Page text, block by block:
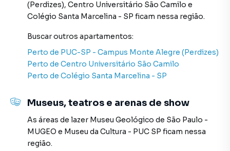
Na Sell Imóveis você consegue vender ou alugar seu
tradicionais. Já vendemos e locamos diversos imóveis em
São Paulo, especialmente em Perdizes. Isso porque temos
uma equipe de marketing digital focada em produzir
campanhas específicas para São Paulo, o que aumenta
consequência uma maior chance de vender ou alugar seu
imóvel mais rápido. Contamos também com um time de
programadores, corretores treinados e uma central de
atendimento preparada para atender proprietários e
inquilinos.
(Perdizes), Centro Universitário São Camilo e
Colégio Santa Marcelina - SP ficam nessa região.
Buscar outros apartamentos:
Perto de PUC-SP - Campus Monte Alegre (Perdizes)
Perto de Centro Universitário São Camilo
Perto de Colégio Santa Marcelina - SP
Museus, teatros e arenas de show
As áreas de lazer Museu Geológico de São Paulo -
MUGEO e Museu da Cultura - PUC SP ficam nessa
região.